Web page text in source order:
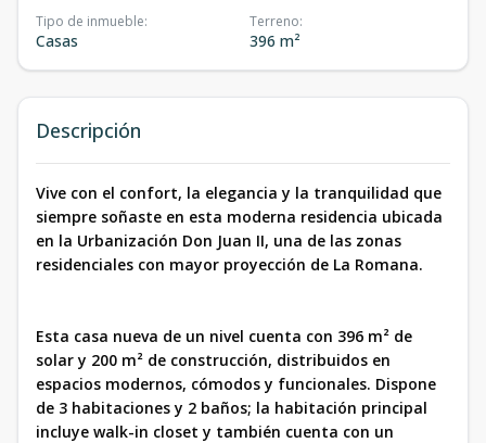
Tipo de inmueble:
Casas
Terreno:
396 m²
Descripción
Vive con el confort, la elegancia y la tranquilidad que
siempre soñaste en esta moderna residencia ubicada
en la Urbanización Don Juan II, una de las zonas
residenciales con mayor proyección de La Romana.
Esta casa nueva de un nivel cuenta con 396 m² de
solar y 200 m² de construcción, distribuidos en
espacios modernos, cómodos y funcionales. Dispone
de 3 habitaciones y 2 baños; la habitación principal
incluye walk-in closet y también cuenta con un